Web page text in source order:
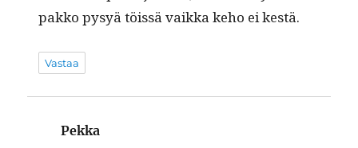
pakko pysyä töis­sä vaik­ka keho ei kestä.
Vastaa
Pekka